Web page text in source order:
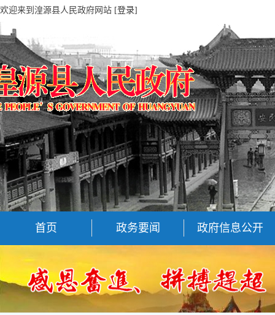
欢迎来到湟源县人民政府网站 [登录]
首页 政务要闻 政府信息公开